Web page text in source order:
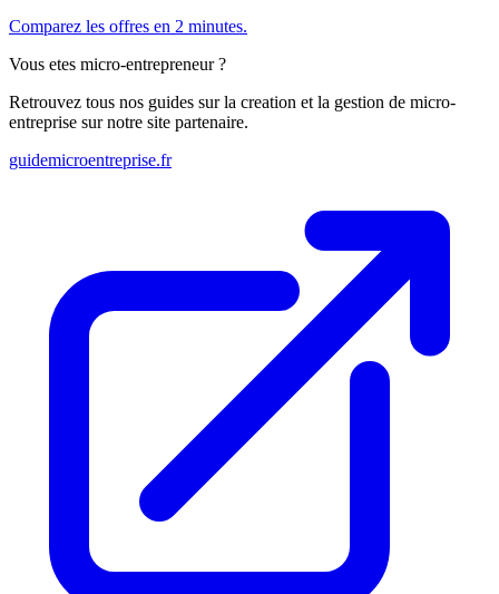
Comparez les offres en 2 minutes.
Vous etes micro-entrepreneur ?
Retrouvez tous nos guides sur la creation et la gestion de micro-
entreprise sur notre site partenaire.
guidemicroentreprise.fr